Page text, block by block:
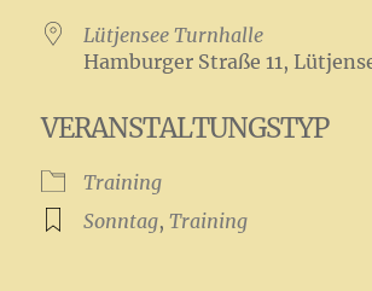
Lütjensee Turnhalle
Hamburger Straße 11,
VERANSTALTUNGSTYP
Training
Sonntag,Training